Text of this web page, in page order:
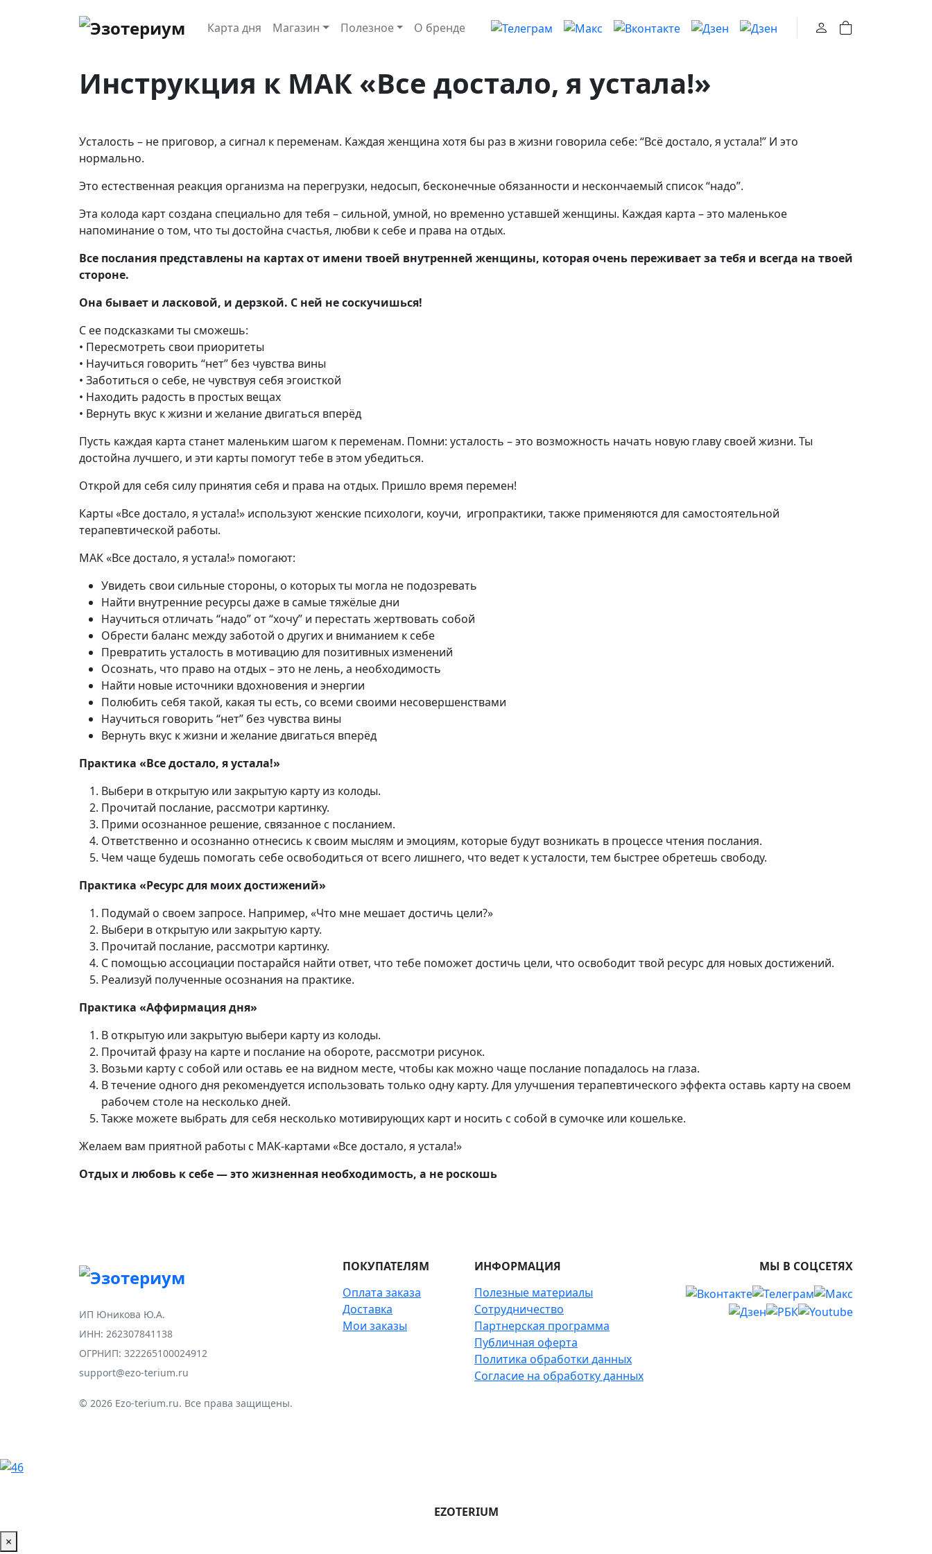
Карта дня Магазин Полезное О бренде
Инструкция к МАК «Все достало, я устала!»
Усталость – не приговор, а сигнал к переменам. Каждая женщина хотя бы раз в жизни говорила себе: “Всё достало, я устала!” И это
нормально.
Это естественная реакция организма на перегрузки, недосып, бесконечные обязанности и нескончаемый список “надо”.
Эта колода карт создана специально для тебя – сильной, умной, но временно уставшей женщины. Каждая карта – это маленькое
напоминание о том, что ты достойна счастья, любви к себе и права на отдых.
Все послания представлены на картах от имени твоей внутренней женщины, которая очень переживает за тебя и всегда на твоей
стороне.
Она бывает и ласковой, и дерзкой. С ней не соскучишься!
С ее подсказками ты сможешь:
• Пересмотреть свои приоритеты
• Научиться говорить “нет” без чувства вины
• Заботиться о себе, не чувствуя себя эгоисткой
• Находить радость в простых вещах
• Вернуть вкус к жизни и желание двигаться вперёд
Пусть каждая карта станет маленьким шагом к переменам. Помни: усталость – это возможность начать новую главу своей жизни. Ты
достойна лучшего, и эти карты помогут тебе в этом убедиться.
Открой для себя силу принятия себя и права на отдых. Пришло время перемен!
Карты «Все достало, я устала!» используют женские психологи, коучи, игропрактики, также применяются для самостоятельной
терапевтической работы.
МАК «Все достало, я устала!» помогают:
Увидеть свои сильные стороны, о которых ты могла не подозревать
Найти внутренние ресурсы даже в самые тяжёлые дни
Научиться отличать “надо” от “хочу” и перестать жертвовать собой
Обрести баланс между заботой о других и вниманием к себе
Превратить усталость в мотивацию для позитивных изменений
Осознать, что право на отдых – это не лень, а необходимость
Найти новые источники вдохновения и энергии
Полюбить себя такой, какая ты есть, со всеми своими несовершенствами
Научиться говорить “нет” без чувства вины
Вернуть вкус к жизни и желание двигаться вперёд
Практика «Все достало, я устала!»
Выбери в открытую или закрытую карту из колоды.
Прочитай послание, рассмотри картинку.
Прими осознанное решение, связанное с посланием.
Ответственно и осознанно отнесись к своим мыслям и эмоциям, которые будут возникать в процессе чтения послания.
Чем чаще будешь помогать себе освободиться от всего лишнего, что ведет к усталости, тем быстрее обретешь свободу.
Практика «Ресурс для моих достижений»
Подумай о своем запросе. Например, «Что мне мешает достичь цели?»
Выбери в открытую или закрытую карту.
Прочитай послание, рассмотри картинку.
С помощью ассоциации постарайся найти ответ, что тебе поможет достичь цели, что освободит твой ресурс для новых достижений.
Реализуй полученные осознания на практике.
Практика «Аффирмация дня»
В открытую или закрытую выбери карту из колоды.
Прочитай фразу на карте и послание на обороте, рассмотри рисунок.
Возьми карту с собой или оставь ее на видном месте, чтобы как можно чаще послание попадалось на глаза.
В течение одного дня рекомендуется использовать только одну карту. Для улучшения терапевтического эффекта оставь карту на своем
рабочем столе на несколько дней.
Также можете выбрать для себя несколько мотивирующих карт и носить с собой в сумочке или кошельке.
Желаем вам приятной работы с МАК-картами «Все достало, я устала!»
Отдых и любовь к себе — это жизненная необходимость, а не роскошь
ИП Юникова Ю.А.
ИНН: 262307841138
ОГРНИП: 322265100024912
support@ezo-terium.ru
© 2026 Ezo-terium.ru. Все права защищены.
ПОКУПАТЕЛЯМ
Оплата заказа
Доставка
Мои заказы
ИНФОРМАЦИЯ
Полезные материалы
Сотрудничество
Партнерская программа
Публичная оферта
Политика обработки данных
Согласие на обработку данных
МЫ В СОЦСЕТЯХ
EZOTERIUM
×